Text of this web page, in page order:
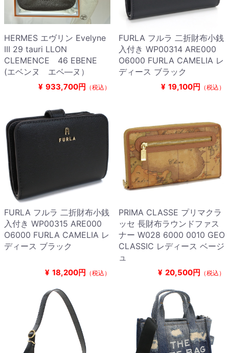
HERMES エヴリン Evelyne
III 29 tauri LLON
CLEMENCE 46 EBENE
(エベンヌ エベ―ヌ）
¥ 933,700円 （税込）
FURLA フルラ 二折財布小銭
入付き WP00314 ARE000
O6000 FURLA CAMELIA レ
ディース ブラック
¥ 19,100円 （税込）
FURLA フルラ 二折財布小銭
入付き WP00315 ARE000
O6000 FURLA CAMELIA レ
ディース ブラック
¥ 18,200円 （税込）
PRIMA CLASSE プリマクラ
ッセ 長財布ラウンドファス
ナー W028 6000 0010 GEO
CLASSIC レディース ベージ
ュ
¥ 20,500円 （税込）